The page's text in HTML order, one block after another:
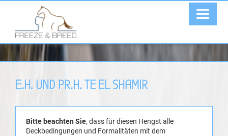
E.H. UND PR.H. TE EL SHAMIR
Bitte beachten Sie, dass für diesen Hengst alle
Deckbedingungen und Formalitäten mit dem